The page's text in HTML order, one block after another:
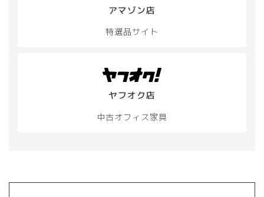
アマゾン店
特選品サイト
ヤフオク店
中古オフィス家具